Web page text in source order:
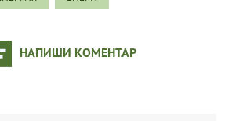
НАПИШИ КОМЕНТАР